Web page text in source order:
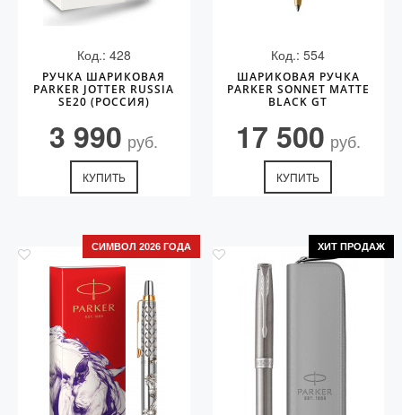
Код.: 428
РУЧКА ШАРИКОВАЯ
PARKER JOTTER RUSSIA
SE20 (РОССИЯ)
3 990 руб.
КУПИТЬ
Код.: 554
ШАРИКОВАЯ РУЧКА
PARKER SONNET MATTE
BLACK GT
17 500 руб.
КУПИТЬ
СИМВОЛ 2026 ГОДА ХИТ ПРОДАЖ